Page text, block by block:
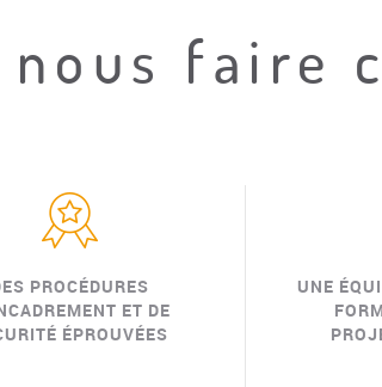
faire
PROCÉDURES
ET DE
ÉPROUVÉES
UNE